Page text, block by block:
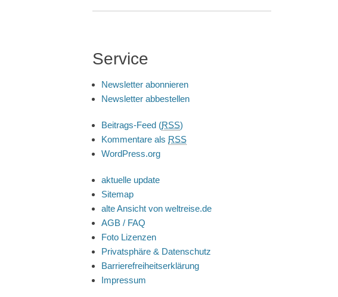
Service
Newsletter abonnieren
Newsletter abbestellen
Beitrags-Feed (RSS)
Kommentare als RSS
WordPress.org
aktuelle update
Sitemap
alte Ansicht von weltreise.de
AGB / FAQ
Foto Lizenzen
Privatsphäre & Datenschutz
Barrierefreiheitserklärung
Impressum